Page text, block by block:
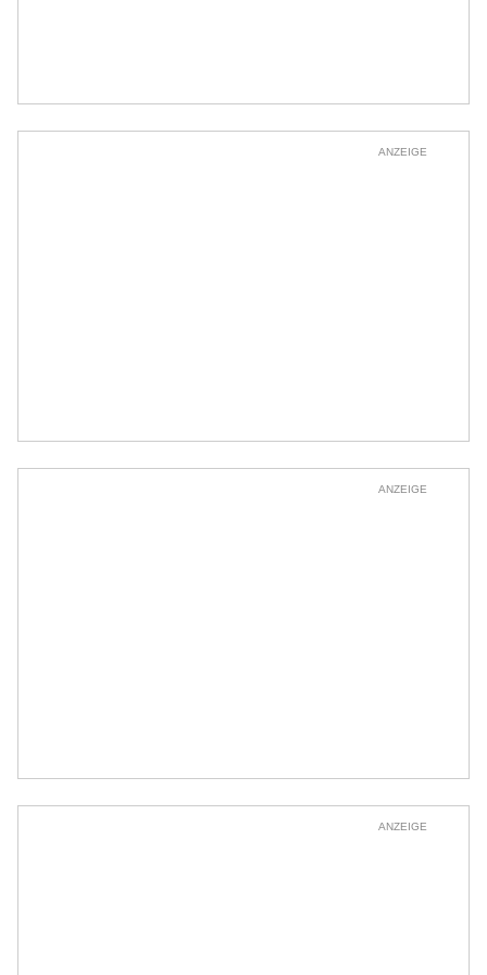
ANZEIGE
ANZEIGE
ANZEIGE